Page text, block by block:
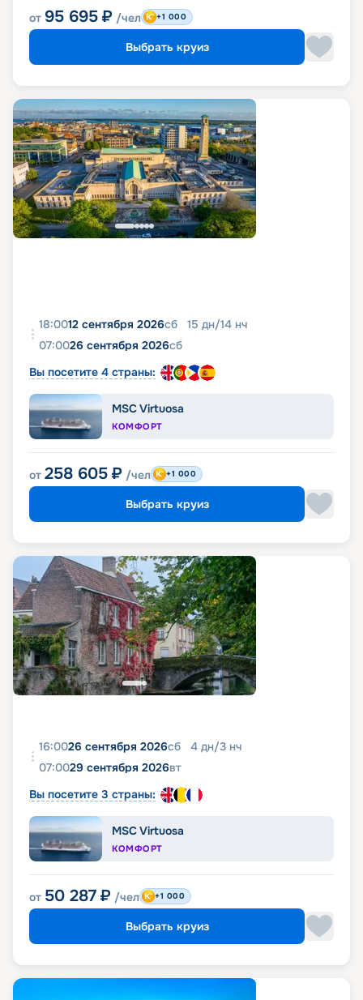
от 95 695 ₽ /чел +1 000
Выбрать круиз
18:0012 сентября 2026сб 15 дн/14 нч
07:0026 сентября 2026сб
Вы посетите 4 страны:
MSC Virtuosa
КОМФОРТ
от 258 605 ₽ /чел +1 000
Выбрать круиз
16:0026 сентября 2026сб 4 дн/3 нч
07:0029 сентября 2026вт
Вы посетите 3 страны:
MSC Virtuosa
КОМФОРТ
от 50 287 ₽ /чел +1 000
Выбрать круиз